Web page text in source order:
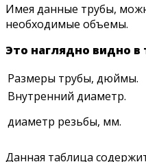
Имея данные трубы,
необходимые объемы.
Это наглядно видно в
Размеры трубы, дюймы.
Внутренний диаметр.
диаметр резьбы, мм.
Данная таблица